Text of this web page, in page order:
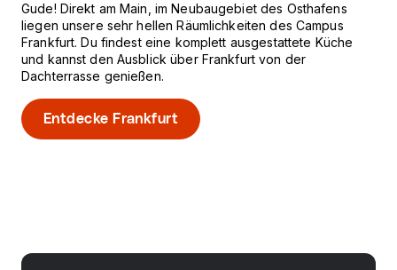
Gude! Direkt am Main, im Neubaugebiet des Osthafens
liegen unsere sehr hellen Räumlichkeiten des Campus
Frankfurt. Du findest eine komplett ausgestattete Küche
und kannst den Ausblick über Frankfurt von der
Dachterrasse genießen.
Entdecke Frankfurt